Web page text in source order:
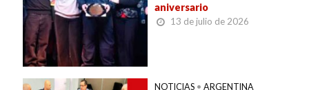
aniversario
13 de julio de 2026
NOTICIAS • ARGENTINA